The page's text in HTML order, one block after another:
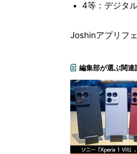
4等：デジタ
Joshinアプリフ
編集部が選ぶ関連